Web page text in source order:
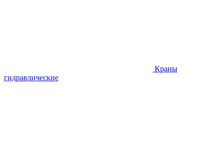
Краны
гидравлические